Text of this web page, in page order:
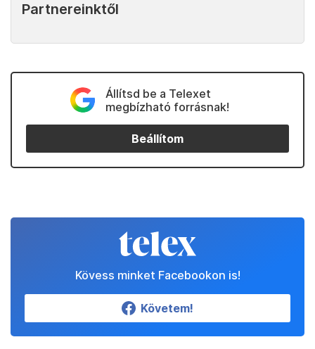
Partnereinktől
Állítsd be a Telexet
megbízható forrásnak!
Beállítom
Kövess minket Facebookon is!
Követem!